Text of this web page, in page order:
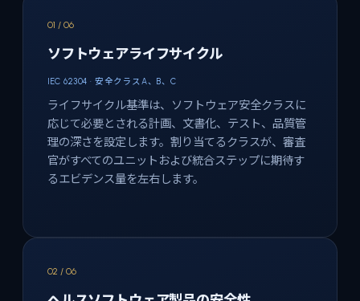
01 / 06
ソフトウェアライフサイクル
IEC 62304 · 安全クラスA、B、C
ライフサイクル基準は、ソフトウェア安全クラスに
応じて必要とされる計画、文書化、テスト、品質管
理の深さを設定します。割り当てるクラスが、審査
官がすべてのユニットおよび統合ステップに期待す
るエビデンス量を左右します。
02 / 06